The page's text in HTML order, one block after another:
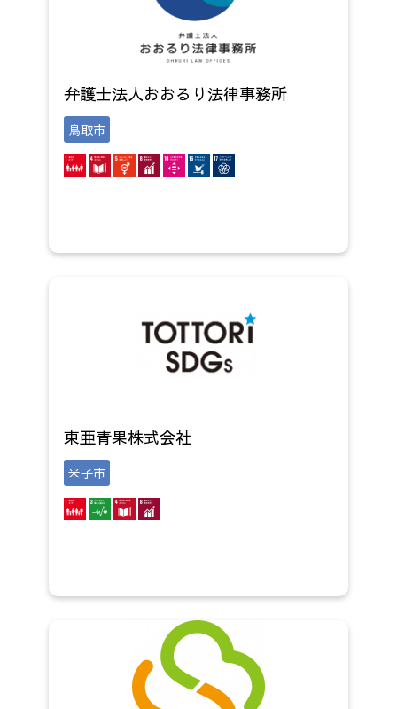
弁護士法人おおるり法律事務所
鳥取市
東亜青果株式会社
米子市